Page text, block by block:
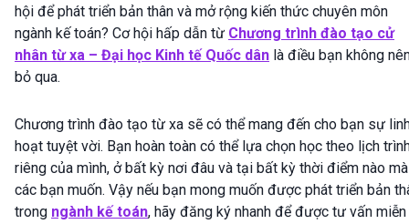
hội để phát triển bản thân và mở rộng kiến thức chuyên môn
ngành kế toán? Cơ hội hấp dẫn từ Chương trình đào tạo cử
nhân từ xa – Đại học Kinh tế Quốc dân là điều bạn không
bỏ qua.
Chương trình đào tạo từ xa sẽ có thể mang đến cho bạn sự
hoạt tuyệt vời. Bạn hoàn toàn có thể lựa chọn học theo lịch
riêng của mình, ở bất kỳ nơi đâu và tại bất kỳ thời điểm nào mà
các bạn muốn. Vậy nếu bạn mong muốn được phát triển bản
trong ngành kế toán, hãy đăng ký nhanh để được tư vấn miễn